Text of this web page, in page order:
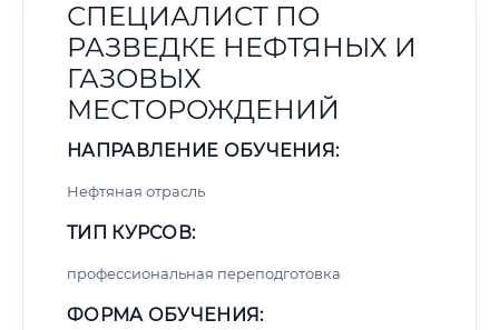
СПЕЦИАЛИСТ ПО
РАЗВЕДКЕ НЕФТЯНЫХ И
ГАЗОВЫХ
МЕСТОРОЖДЕНИЙ
НАПРАВЛЕНИЕ ОБУЧЕНИЯ:
Нефтяная отрасль
ТИП КУРСОВ:
профессиональная переподготовка
ФОРМА ОБУЧЕНИЯ: